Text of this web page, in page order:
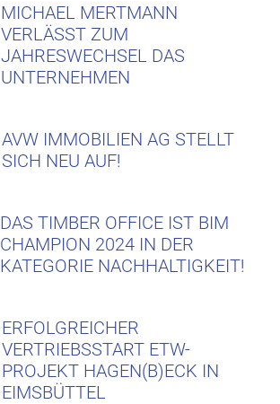
MICHAEL MERTMANN
VERLÄSST ZUM
JAHRESWECHSEL DAS
UNTERNEHMEN
AVW IMMOBILIEN AG STELLT
SICH NEU AUF!
DAS TIMBER OFFICE IST BIM
CHAMPION 2024 IN DER
KATEGORIE NACHHALTIGKEIT!
ERFOLGREICHER
VERTRIEBSSTART ETW-
PROJEKT HAGEN(B)ECK IN
EIMSBÜTTEL